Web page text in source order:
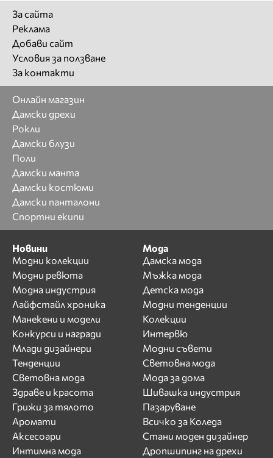
За сайта
Реклама
Добави сайт
Условия за ползване
За контакти
Онлайн магазин
Дамски дрехи
Рокли
Дамски блузи
Поли
Дамски манта
Дамски костюми
Дамски панталони
Спортни екипи
Новини
Модни колекции
Модни ревюта
Модна индустрия
Лайфстайл хроника
Манекени и модели
Конкурси и награди
Млади дизайнери
Тенденции
Световна мода
Здраве и красота
Грижи за тялото
Аромати
Аксесоари
Интимна мода
Мода
Дамска мода
Мъжка мода
Детска мода
Модни тенденции
Колекции
Интервю
Модни съвети
Световна мода
Мода за дома
Шивашка индустрия
Пазаруване
Всичко за Коледа
Стани моден дизайнер
Дропшипинг на дрехи